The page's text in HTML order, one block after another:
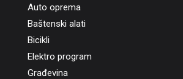
Auto oprema
Baštenski alati
Bicikli
Elektro program
Građevina